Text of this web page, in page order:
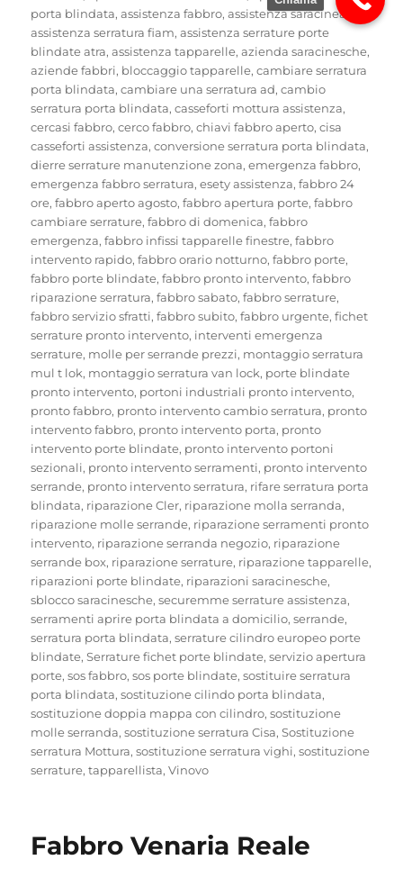
porta blindata,assistenza fabbro,assistenza saracineache,
assistenza serratura fiam,assistenza serrature porte
blindate atra,assistenza tapparelle,azienda saracinesche,
aziende fabbri, bloccaggio tapparelle,cambiare serratura
porta blindata,cambiare una serratura ad,cambio
serratura porta blindata,casseforti mottura assistenza,
cercasi fabbro,cerco fabbro,chiavi fabbro aperto,cisa
casseforti assistenza,conversione serratura porta blindata,
dierre serrature manutenzione zona,emergenza fabbro,
emergenza fabbro serratura,esety assistenza,fabbro 24
ore,fabbro aperto agosto,fabbro apertura porte,fabbro
cambiare serrature,fabbro di domenica,fabbro
emergenza,fabbro infissi tapparelle finestre,fabbro
intervento rapido,fabbro orario notturno,fabbro porte,
fabbro porte blindate,fabbro pronto intervento,fabbro
riparazione serratura,fabbro sabato,fabbro serrature,
fabbro servizio sfratti,fabbro subito,fabbro urgente,fichet
serrature pronto intervento, interventi emergenza
serrature, molle per serrande prezzi, montaggio serratura
mul t lok, montaggio serratura van lock, porte blindate
pronto intervento, portoni industriali pronto intervento,
pronto fabbro, pronto intervento cambio serratura, pronto
intervento fabbro, pronto intervento porta, pronto
intervento porte blindate, pronto intervento portoni
sezionali, pronto intervento serramenti, pronto intervento
serrande, pronto intervento serratura, rifare serratura porta
blindata, riparazione Cler, riparazione molla serranda,
riparazione molle serrande, riparazione serramenti pronto
intervento, riparazione serranda negozio, riparazione
serrande box, riparazione serrature, riparazione tapparelle,
riparazioni porte blindate, riparazioni saracinesche,
sblocco saracinesche,securemme serrature assistenza,
serramenti aprire porta blindata a domicilio,serrande,
serratura porta blindata,serrature cilindro europeo porte
blindate,Serrature fichet porte blindate,servizio apertura
porte,sos fabbro,sos porte blindate,sostituire serratura
porta blindata,sostituzione cilindo porta blindata,
sostituzione doppia mappa con cilindro,sostituzione
molle serranda,sostituzione serratura Cisa,Sostituzione
serratura Mottura,sostituzione serratura vighi,sostituzione
serrature,tapparellista,Vinovo
Fabbro Venaria Reale